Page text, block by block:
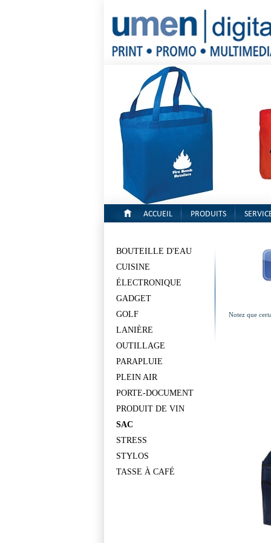
ACCUEIL PRODUITS
BOUTEILLE D'EAU
CUISINE
ÉLECTRONIQUE
GADGET
GOLF
LANIÈRE
OUTILLAGE
PARAPLUIE
PLEIN AIR
PORTE-DOCUMENT
PRODUIT DE VIN
SAC
STRESS
STYLOS
TASSE À CAFÉ
Notez que